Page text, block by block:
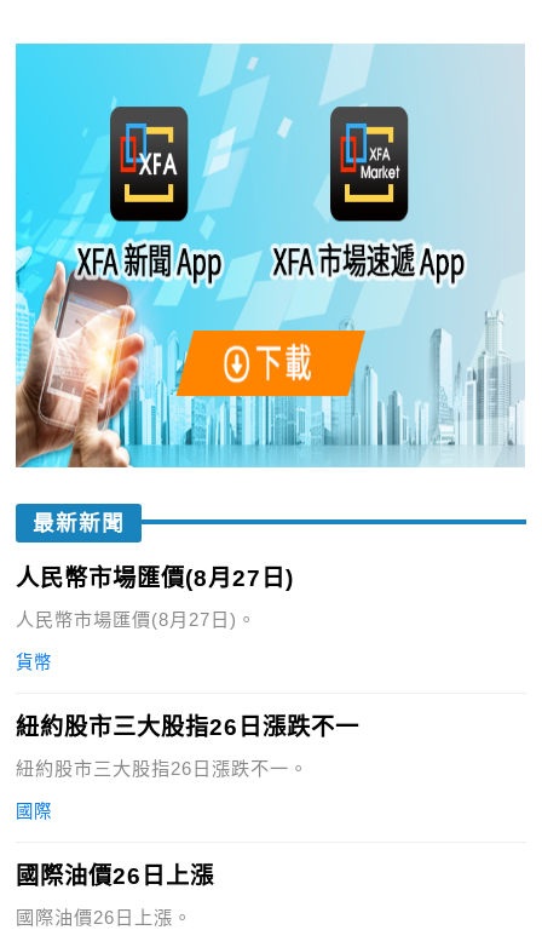
最新新聞
人民幣市場匯價(8月27日)
人民幣市場匯價(8月27日)。
貨幣
紐約股市三大股指26日漲跌不一
紐約股市三大股指26日漲跌不一。
國際
國際油價26日上漲
國際油價26日上漲。